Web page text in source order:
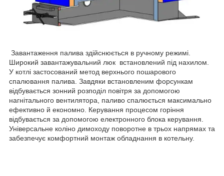
Завантаження палива здійснюється в ручному режимі.
Широкий завантажувальний люк встановлений під нахилом.
У котлі застосований метод верхнього пошарового
спалювання палива. Завдяки встановленим форсункам
відбувається зонний розподіл повітря за допомогою
нагнітального вентилятора, паливо спалюється максимально
ефективно й економно. Керування процесом горіння
відбувається за допомогою електронного блока керування.
Універсальне коліно димоходу поворотне в трьох напрямах та
забезпечує комфортний монтаж обладнання в котельну.